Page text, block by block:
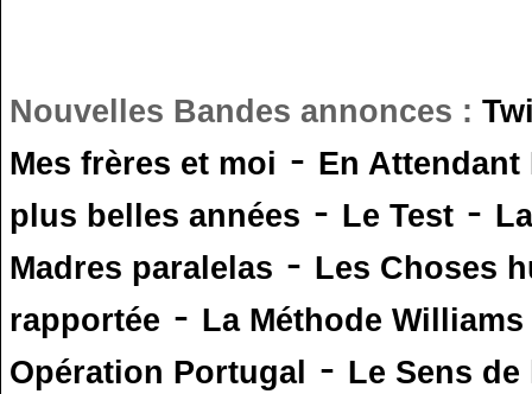
Nouvelles Bandes annonces :
Mes frères et moi - En
plus belles années - Le Test -
Madres paralelas - Les Choses
rapportée - La Méthode Williams
Opération Portugal - Le Sens